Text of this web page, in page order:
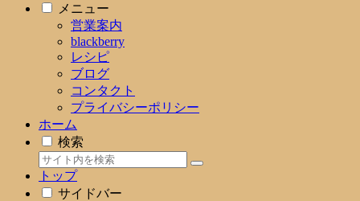
メニュー
営業案内
blackberry
レシピ
ブログ
コンタクト
プライバシーポリシー
ホーム
検索
トップ
サイドバー